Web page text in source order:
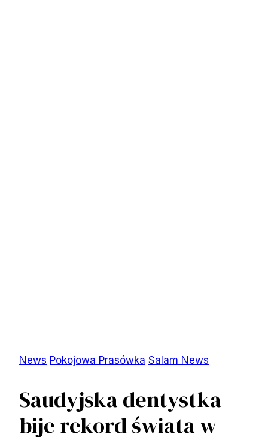
News Pokojowa Prasówka Salam News
Saudyjska dentystka
bije rekord świata w